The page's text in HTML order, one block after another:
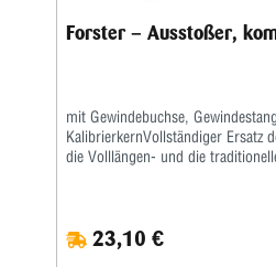
Forster – Ausstoßer,
mit Gewindebuchse,
KalibrierkernVollständiger Ersatz
die Volllängen- und die
Unit wird komplett mit einer
ausgewählte Kaliber geliefert.
23,10 €